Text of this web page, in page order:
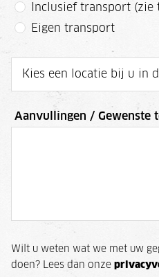
Inclusief transport
Eigen transport
Aanvullingen / Gewenste
Wilt u weten wat we met uw
doen? Lees dan onze